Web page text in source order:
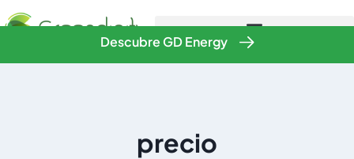
Descubre GD Energy
precio